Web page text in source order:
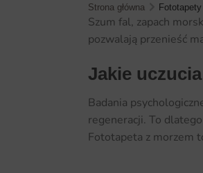
Strona główna
Szum fal, zapach
pozwalają przenieść
Jakie
Badania
regeneracji. To
Fototapeta z morzem